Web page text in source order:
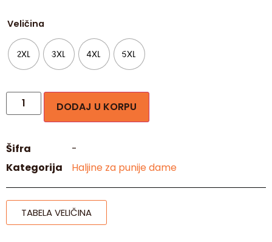
Veličina
2XL 3XL 4XL 5XL
DODAJ U KORPU
Šifra
-
Kategorija
Haljine za punije dame
TABELA VELIČINA